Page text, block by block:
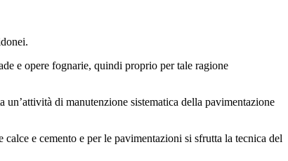
e opere fognarie, quindi proprio per tale ragione
di manutenzione sistematica della pavimentazione
e cemento e per le pavimentazioni si sfrutta la tecnica del